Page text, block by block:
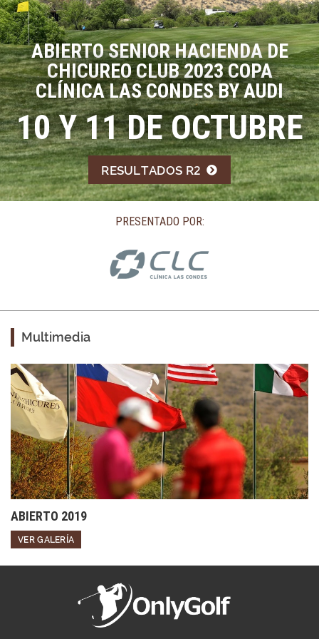
ABIERTO SENIOR HACIENDA DE
CHICUREO CLUB 2023 COPA
CLÍNICA LAS CONDES BY AUDI
10 Y 11 DE OCTUBRE
RESULTADOS R2
PRESENTADO POR:
Multimedia
ABIERTO 2019
VER GALERÍA